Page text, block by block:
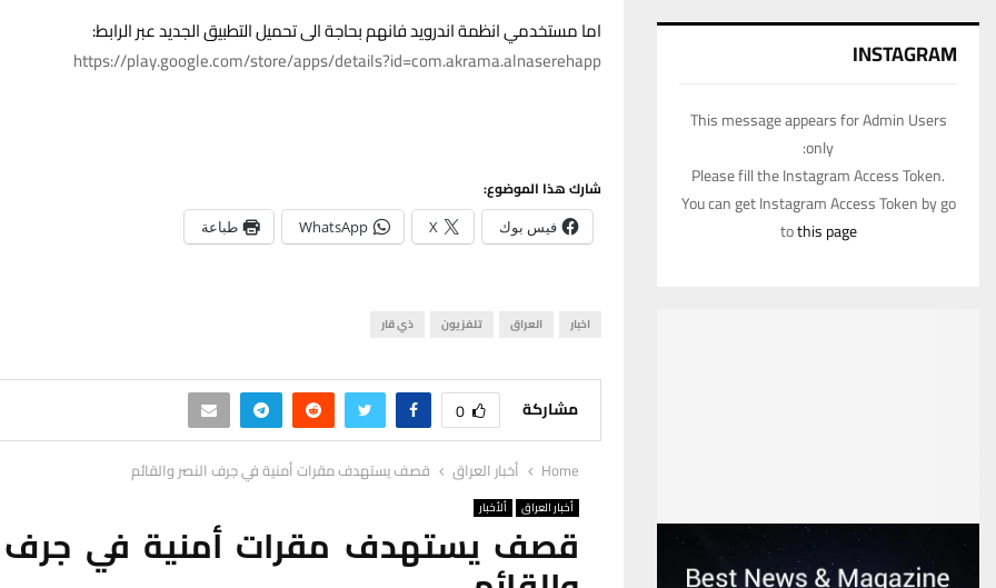
اما مستخدمي انظمة اندرويد فانهم بحاجة الى تحميل التطبيق الجديد عبر الرابط:
https://play.google.com/store/apps/details?id=com.akrama.alnaserehapp
شارك هذا الموضوع:
فيس بوك X
WhatsApp طباعة
اخبار العراق تلفزيون ذي قار
مشاركة 0
Home أخبار العراق قصف يستهدف مقرات أمنية في جرف النصر والقائم
أخبار العراق ألأخبار
قصف يستهدف مقرات أمنية في جرف
INSTAGRAM
This message appears for Admin Users
only:
Please fill the Instagram Access Token.
You can get Instagram Access Token by go
tothis page